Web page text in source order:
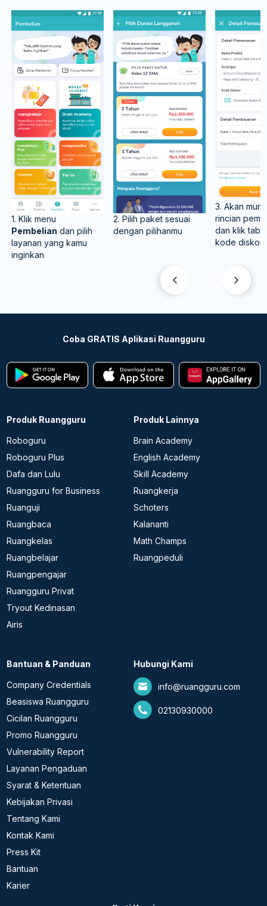
1. Klik menu
Pembelian dan pilih
layanan yang kamu
inginkan
2. Pilih paket sesuai
dengan pilihanmu
3. Akan
rincian
dan klik tab
kode diskon
Coba GRATIS Aplikasi Ruangguru
Produk Ruangguru
Roboguru
Roboguru Plus
Dafa dan Lulu
Ruangguru for Business
Ruanguji
Ruangbaca
Ruangkelas
Ruangbelajar
Ruangpengajar
Ruangguru Privat
Tryout Kedinasan
Airis
Produk Lainnya
Brain Academy
English Academy
Skill Academy
Ruangkerja
Schoters
Kalananti
Math Champs
Ruangpeduli
Bantuan & Panduan
Company Credentials
Beasiswa Ruangguru
Cicilan Ruangguru
Promo Ruangguru
Vulnerability Report
Layanan Pengaduan
Syarat & Ketentuan
Kebijakan Privasi
Tentang Kami
Kontak Kami
Press Kit
Bantuan
Karier
Hubungi Kami
info@ruangguru.com
02130930000